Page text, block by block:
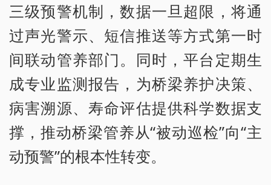
三级预警机制，数据一旦超限，将通
过声光警示、短信推送等方式第一时
间联动管养部门。同时，平台定期生
成专业监测报告，为桥梁养护决策、
病害溯源、寿命评估提供科学数据支
撑，推动桥梁管养从“被动巡检”向“主
动预警”的根本性转变。